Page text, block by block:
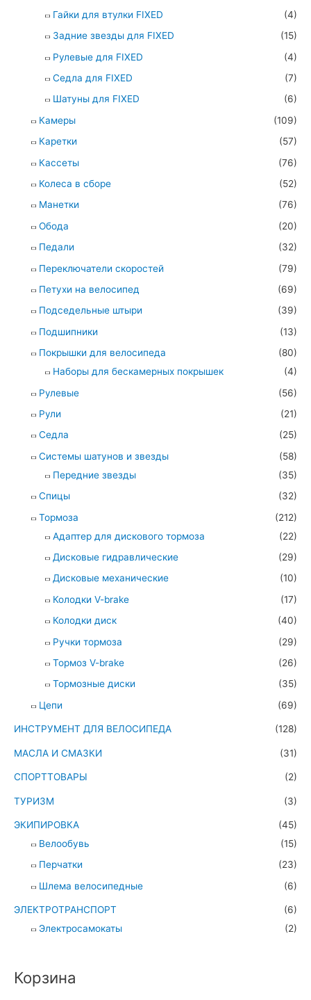
Гайки для втулки FIXED
(4)
Задние звезды для FIXED
(15)
Рулевые для FIXED
(4)
Седла для FIXED
(7)
Шатуны для FIXED
(6)
Камеры
(109)
Каретки
(57)
Кассеты
(76)
Колеса в сборе
(52)
Манетки
(76)
Обода
(20)
Педали
(32)
Переключатели скоростей
(79)
Петухи на велосипед
(69)
Подседельные штыри
(39)
Подшипники
(13)
Покрышки для велосипеда
(80)
Наборы для бескамерных покрышек
(4)
Рулевые
(56)
Рули
(21)
Седла
(25)
Системы шатунов и звезды
(58)
Передние звезды
(35)
Спицы
(32)
Тормоза
(212)
Адаптер для дискового тормоза
(22)
Дисковые гидравлические
(29)
Дисковые механические
(10)
Колодки V-brake
(17)
Колодки диск
(40)
Ручки тормоза
(29)
Тормоз V-brake
(26)
Тормозные диски
(35)
Цепи
(69)
ИНСТРУМЕНТ ДЛЯ ВЕЛОСИПЕДА (128)
МАСЛА И СМАЗКИ (31)
СПОРТТОВАРЫ (2)
ТУРИЗМ (3)
ЭКИПИРОВКА
(45)
Велообувь
(15)
Перчатки
(23)
Шлема велосипедные
(6)
ЭЛЕКТРОТРАНСПОРТ
(6)
Электросамокаты
(2)
Корзина